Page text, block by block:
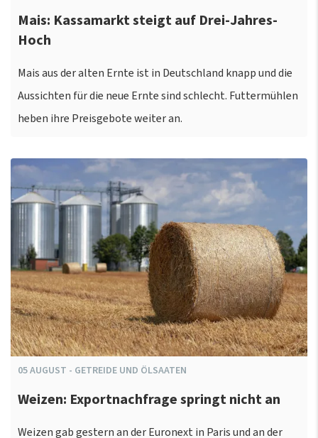
Mais: Kassamarkt steigt auf Drei-Jahres-
Hoch
Mais aus der alten Ernte ist in Deutschland knapp und die
Aussichten für die neue Ernte sind schlecht. Futtermühlen
heben ihre Preisgebote weiter an.
05AUGUST - GETREIDE UND ÖLSAATEN
Weizen: Exportnachfrage springt nicht an
Weizen gab gestern an der Euronext in Paris und an der